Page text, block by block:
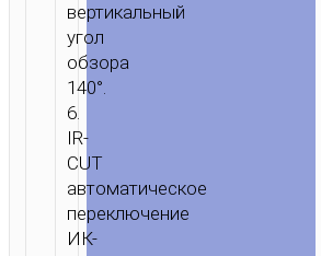
вертикальный
угол
обзора
140°.
6.
IR-
CUT
автоматическое
переключение
ИК-